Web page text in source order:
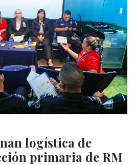
logística de
primaria de RM